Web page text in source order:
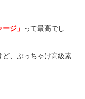
ジ」 って最高でし
ど、ぶっちゃけ高級素